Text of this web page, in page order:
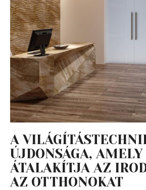
A
ÚJDONSÁGA,
ÁTALAKÍTJA AZ
AZ OTTHONOKAT